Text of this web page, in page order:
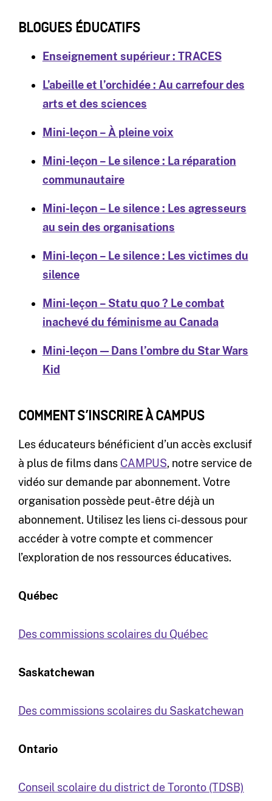
BLOGUES ÉDUCATIFS
Enseignement supérieur : TRACES
L’abeille et l’orchidée : Au carrefour des
arts et des sciences
Mini-leçon – À pleine voix
Mini-leçon – Le silence : La réparation
communautaire
Mini-leçon – Le silence : Les agresseurs
au sein des organisations
Mini-leçon – Le silence : Les victimes du
silence
Mini-leçon – Statu quo ? Le combat
inachevé du féminisme au Canada
Mini-leçon — Dans l’ombre du Star Wars
Kid
COMMENT S’INSCRIRE À CAMPUS
Les éducateurs bénéficient d’un accès exclusif
à plus de films dans CAMPUS, notre service de
vidéo sur demande par abonnement. Votre
organisation possède peut-être déjà un
abonnement. Utilisez les liens ci-dessous pour
accéder à votre compte et commencer
l’exploration de nos ressources éducatives.
Québec
Des commissions scolaires du Québec
Saskatchewan
Des commissions scolaires du Saskatchewan
Ontario
Conseil scolaire du district de Toronto (TDSB)